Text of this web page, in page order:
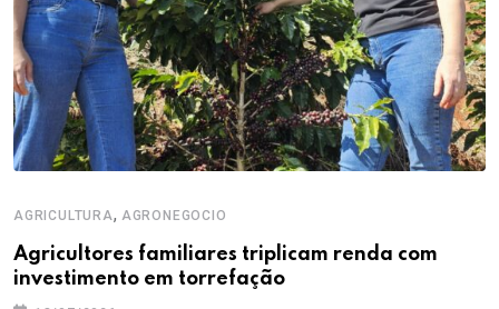
AGRICULTURA, AGRONEGOCIO
Agricultores familiares triplicam renda com
investimento em torrefação